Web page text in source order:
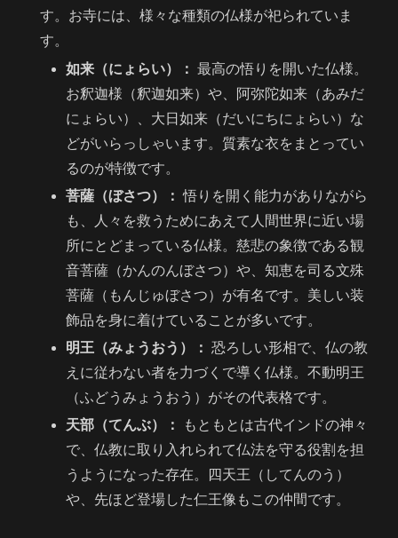
す。お寺には、様々な種類の仏様が祀られていま
す。
如来（にょらい）： 最高の悟りを開いた仏様。
お釈迦様（釈迦如来）や、阿弥陀如来（あみだ
にょらい）、大日如来（だいにちにょらい）な
どがいらっしゃいます。質素な衣をまとってい
るのが特徴です。
菩薩（ぼさつ）： 悟りを開く能力がありながら
も、人々を救うためにあえて人間世界に近い場
所にとどまっている仏様。慈悲の象徴である観
音菩薩（かんのんぼさつ）や、知恵を司る文殊
菩薩（もんじゅぼさつ）が有名です。美しい装
飾品を身に着けていることが多いです。
明王（みょうおう）： 恐ろしい形相で、仏の教
えに従わない者を力づくで導く仏様。不動明王
（ふどうみょうおう）がその代表格です。
天部（てんぶ）：
もともとは古代インドの神々
で、仏教に取り入れられて仏法を守る役割を担
うようになった存在。四天王（してんのう）
や、先ほど登場した仁王像もこの仲間です。